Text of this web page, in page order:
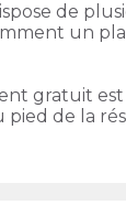
de
un
gratuit est
de la